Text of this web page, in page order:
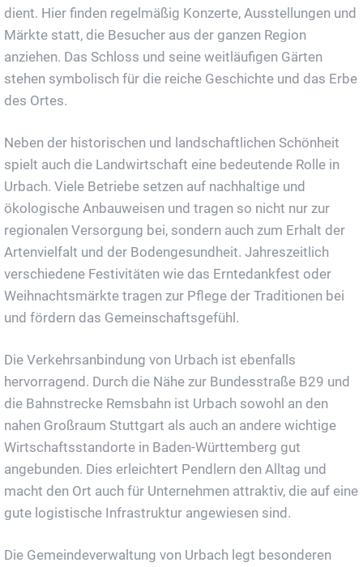
dient. Hier finden regelmäßig Konzerte, Ausstellungen und
Märkte statt, die Besucher aus der ganzen Region
anziehen. Das Schloss und seine weitläufigen Gärten
stehen symbolisch für die reiche Geschichte und das Erbe
des Ortes.
Neben der historischen und landschaftlichen Schönheit
spielt auch die Landwirtschaft eine bedeutende Rolle in
Urbach. Viele Betriebe setzen auf nachhaltige und
ökologische Anbauweisen und tragen so nicht nur zur
regionalen Versorgung bei, sondern auch zum Erhalt der
Artenvielfalt und der Bodengesundheit. Jahreszeitlich
verschiedene Festivitäten wie das Erntedankfest oder
Weihnachtsmärkte tragen zur Pflege der Traditionen bei
und fördern das Gemeinschaftsgefühl.
Die Verkehrsanbindung von Urbach ist ebenfalls
hervorragend. Durch die Nähe zur Bundesstraße B29 und
die Bahnstrecke Remsbahn ist Urbach sowohl an den
nahen Großraum Stuttgart als auch an andere wichtige
Wirtschaftsstandorte in Baden-Württemberg gut
angebunden. Dies erleichtert Pendlern den Alltag und
macht den Ort auch für Unternehmen attraktiv, die auf eine
gute logistische Infrastruktur angewiesen sind.
Die Gemeindeverwaltung von Urbach legt besonderen